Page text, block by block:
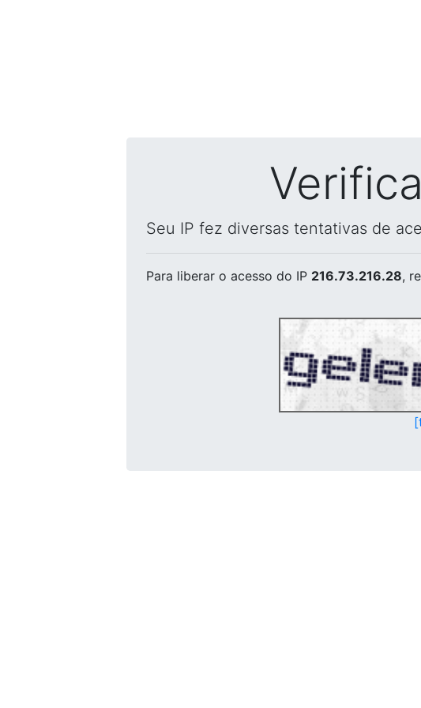
Seu IP fez diversas tentativas de
Para liberar o acesso do IP 216.73.216.28,